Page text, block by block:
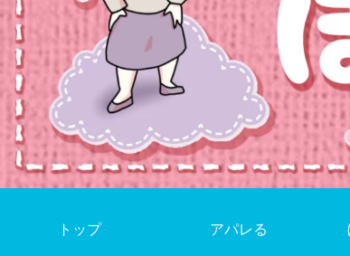
トップ アパレる